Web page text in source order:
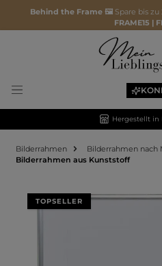
Behind the Frame 🖼️ Spare bis
FRAME15 |
Hergestellt in
Bilderrahmen
Bilderrahmen nach
Bilderrahmen aus Kunststoff
Bildergalerie überspringen
TOPSELLER